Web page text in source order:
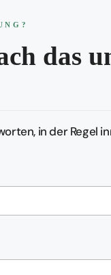
das
in der Regel